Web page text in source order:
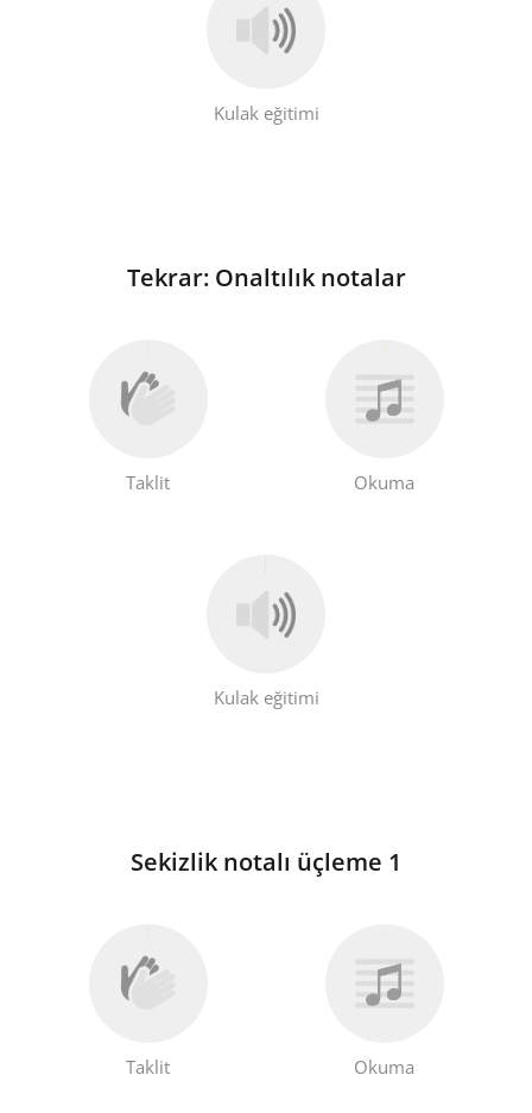
Kulak eğitimi
Tekrar: Onaltılık notalar
Taklit Okuma
Kulak eğitimi
Sekizlik notalı üçleme 1
Taklit Okuma